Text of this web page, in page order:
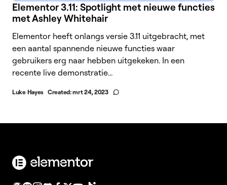
Elementor 3.11: Spotlight met nieuwe functies
met Ashley Whitehair
Elementor heeft onlangs versie 3.11 uitgebracht, met
een aantal spannende nieuwe functies waar
gebruikers erg naar hebben uitgekeken. In een
recente live demonstratie...
Luke Hayes Created:mrt 24, 2023